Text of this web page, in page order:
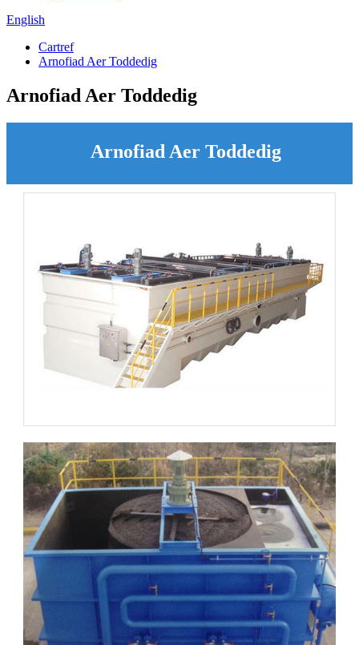
English
Cartref
Arnofiad Aer Toddedig
Arnofiad Aer Toddedig
Arnofiad Aer Toddedig